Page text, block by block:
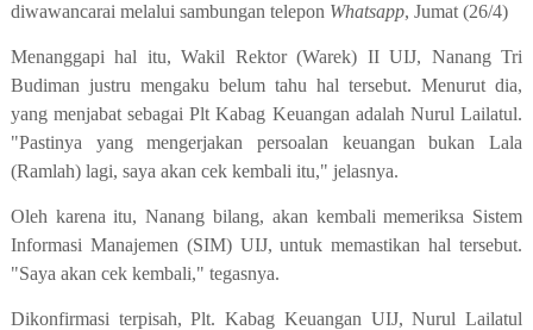
diwawancarai melalui sambungan telepon Whatsapp, Jumat (26/4)
Menanggapi hal itu, Wakil Rektor (Warek) II UIJ, Nanang Tri
Budiman justru mengaku belum tahu hal tersebut. Menurut dia,
yang menjabat sebagai Plt Kabag Keuangan adalah Nurul Lailatul.
"Pastinya yang mengerjakan persoalan keuangan bukan Lala
(Ramlah) lagi, saya akan cek kembali itu," jelasnya.
Oleh karena itu, Nanang bilang, akan kembali memeriksa Sistem
Informasi Manajemen (SIM) UIJ, untuk memastikan hal tersebut.
"Saya akan cek kembali," tegasnya.
Dikonfirmasi terpisah, Plt. Kabag Keuangan UIJ, Nurul Lailatul